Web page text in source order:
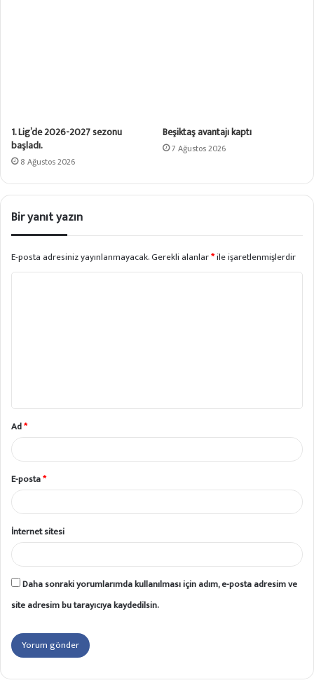
1. Lig’de 2026-2027 sezonu
başladı.
8 Ağustos 2026
Beşiktaş avantajı kaptı
7 Ağustos 2026
Bir yanıt yazın
E-posta adresiniz yayınlanmayacak.Gerekli alanlar*ile işaretlenmişlerdir
Ad*
E-posta*
İnternet sitesi
Daha sonraki yorumlarımda kullanılması için adım, e-posta adresim ve
site adresim bu tarayıcıya kaydedilsin.